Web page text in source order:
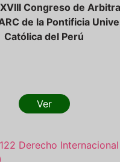
Congreso de
de la Pontificia
Católica del Perú
Ver